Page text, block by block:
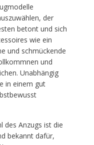
der
betont und sich
wie ein
und schmückende
und
Unabhängig
in einem gut
des Anzugs ist die
bekannt dafür,